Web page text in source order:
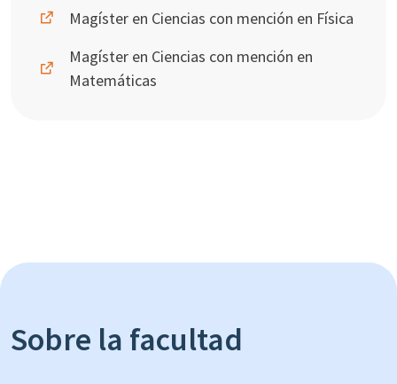
Magíster en Ciencias con mención en Física
Magíster en Ciencias con mención en
Matemáticas
Sobre la facultad